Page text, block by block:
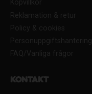
Köpvillkor
Reklamation & retur
Policy & cookies
Personuppgiftshantering
FAQ/Vanliga frågor
Kontakt